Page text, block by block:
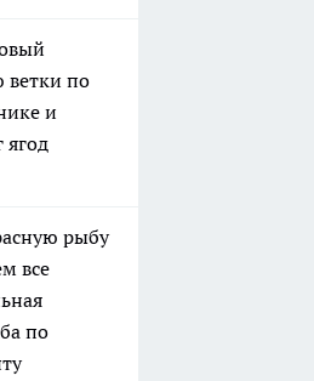
ветки по
и
ягод
рыбу
все
по